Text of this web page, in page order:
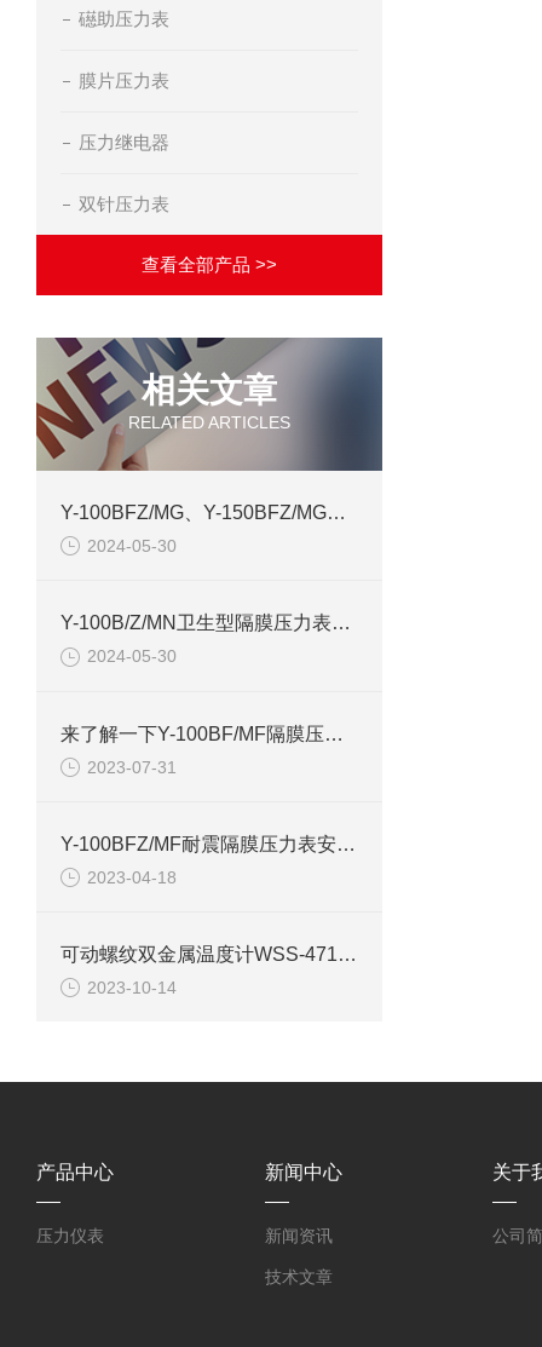
礠助压力表
膜片压力表
压力继电器
双针压力表
查看全部产品 >>
相关文章
RELATED ARTICLES
Y-100BFZ/MG、Y-150BFZ/MG隔膜压力表产品介绍
2024-05-30
Y-100B/Z/MN卫生型隔膜压力表技术资料
2024-05-30
来了解一下Y-100BF/MF隔膜压力表的相关小常识
2023-07-31
Y-100BFZ/MF耐震隔膜压力表安装注意事项一
2023-04-18
可动螺纹双金属温度计WSS-471W技术参数说明
2023-10-14
产品中心
压力仪表
新闻中心
新闻资讯
技术文章
关于
公司